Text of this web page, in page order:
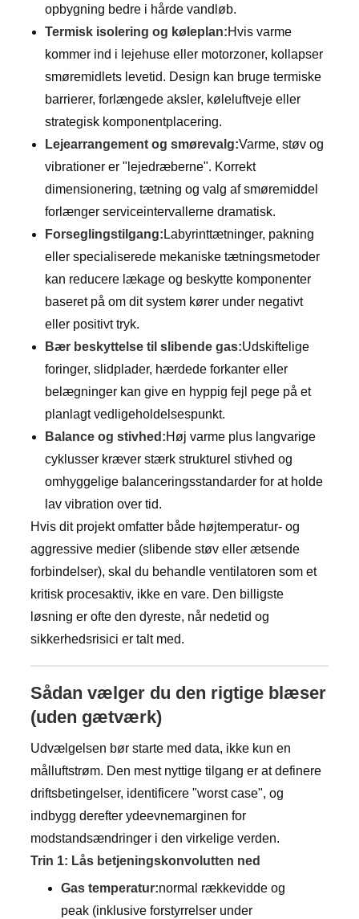
opbygning bedre i hårde vandløb.
Termisk isolering og køleplan:Hvis varme
kommer ind i lejehuse eller motorzoner, kollapser
smøremidlets levetid. Design kan bruge termiske
barrierer, forlængede aksler, køleluftveje eller
strategisk komponentplacering.
Lejearrangement og smørevalg:Varme, støv og
vibrationer er "lejedræberne". Korrekt
dimensionering, tætning og valg af smøremiddel
forlænger serviceintervallerne dramatisk.
Forseglingstilgang: Labyrinttætninger, pakning
eller specialiserede mekaniske tætningsmetoder
kan reducere lækage og beskytte komponenter
baseret på om dit system kører under negativt
eller positivt tryk.
Bær beskyttelse til slibende gas:Udskiftelige
foringer, slidplader, hærdede forkanter eller
belægninger kan give en hyppig fejl pege på et
planlagt vedligeholdelsespunkt.
Balance og stivhed:Høj varme plus langvarige
cyklusser kræver stærk strukturel stivhed og
omhyggelige balanceringsstandarder for at holde
lav vibration over tid.
Hvis dit projekt omfatter både højtemperatur- og
aggressive medier (slibende støv eller ætsende
forbindelser), skal du behandle ventilatoren som et
kritisk procesaktiv, ikke en vare. Den billigste
løsning er ofte den dyreste, når nedetid og
sikkerhedsrisici er talt med.
Sådan vælger du den rigtige blæser
(uden gætværk)
Udvælgelsen bør starte med data, ikke kun en
målluftstrøm. Den mest nyttige tilgang er at definere
driftsbetingelser, identificere "worst case", og
indbygg derefter ydeevnemarginen for
modstandsændringer i den virkelige verden.
Trin 1: Lås betjeningskonvolutten ned
Gas temperatur:normal rækkevidde og
peak (inklusive forstyrrelser under